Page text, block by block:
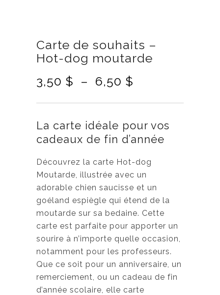
Carte de souhaits –
Hot-dog moutarde
3,50 $ – 6,50 $
e
d
e
p
r
i
x
:
3
,
5
0
La carte idéale pour vos
cadeaux de fin d’année
Découvrez la carte Hot-dog
Moutarde, illustrée avec un
adorable chien saucisse et un
goéland espiègle qui étend de la
moutarde sur sa bedaine. Cette
carte est parfaite pour apporter un
sourire à n’importe quelle occasion,
notamment pour les professeurs.
Que ce soit pour un anniversaire, un
remerciement, ou un cadeau de fin
d’année scolaire, elle carte